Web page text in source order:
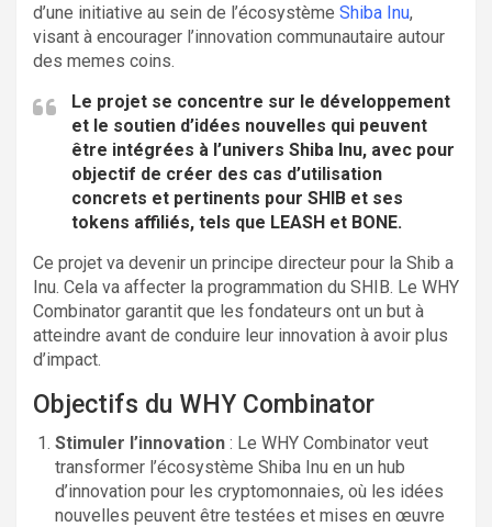
d’une initiative au sein de l’écosystème Shiba Inu,
visant à encourager l’innovation communautaire autour
des memes coins.
Le projet se concentre sur le développement
et le soutien d’idées nouvelles qui peuvent
être intégrées à l’univers Shiba Inu, avec pour
objectif de créer des cas d’utilisation
concrets et pertinents pour SHIB et ses
tokens affiliés, tels que LEASH et BONE.
Ce projet va devenir un principe directeur pour la Shib a
Inu. Cela va affecter la programmation du SHIB. Le WHY
Combinator garantit que les fondateurs ont un but à
atteindre avant de conduire leur innovation à avoir plus
d’impact.
Objectifs du WHY Combinator
Stimuler l’innovation : Le WHY Combinator veut
transformer l’écosystème Shiba Inu en un hub
d’innovation pour les cryptomonnaies, où les idées
nouvelles peuvent être testées et mises en œuvre